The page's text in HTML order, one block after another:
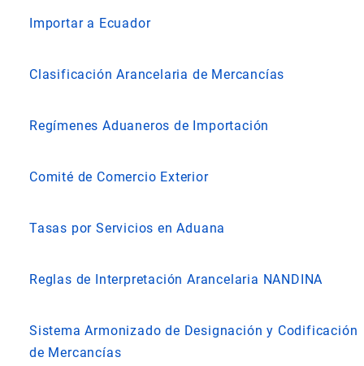
Importar a Ecuador
Clasificación Arancelaria de Mercancías
Regímenes Aduaneros de Importación
Comité de Comercio Exterior
Tasas por Servicios en Aduana
Reglas de Interpretación Arancelaria NANDINA
Sistema Armonizado de Designación y Codificación
de Mercancías